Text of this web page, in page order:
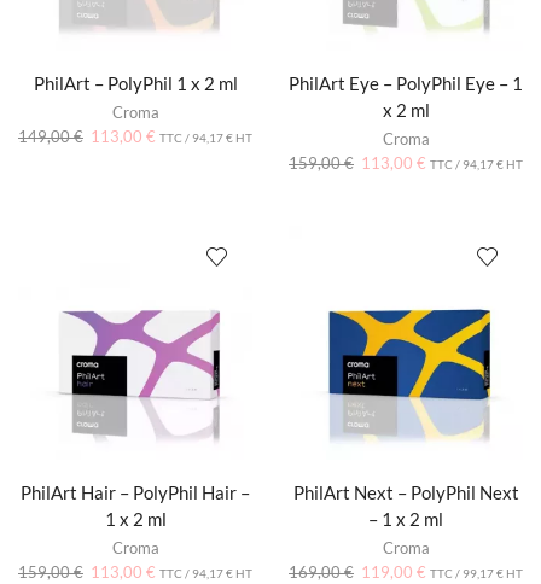
PhilArt – PolyPhil 1 x 2 ml
Croma
149,00€ 113,00 € TTC / 94,17€ HT
PhilArt Eye – PolyPhil Eye – 1
x 2 ml
Croma
159,00€ 113,00 € TTC / 94,17€ HT
PhilArt Hair – PolyPhil Hair –
1 x 2 ml
Croma
159,00€ 113,00 € TTC / 94,17€ HT
PhilArt Next – PolyPhil Next
– 1 x 2 ml
Croma
169,00€ 119,00 € TTC / 99,17€ HT